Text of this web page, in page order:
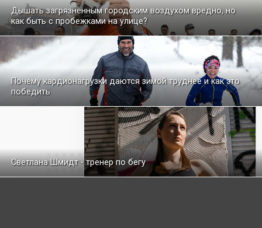
Дышать загрязненным городским воздухом вредно, но
как быть с пробежками на улице?
Почему кардионагрузки даются зимой труднее и как это
победить
Светлана Шмидт - тренер по бегу